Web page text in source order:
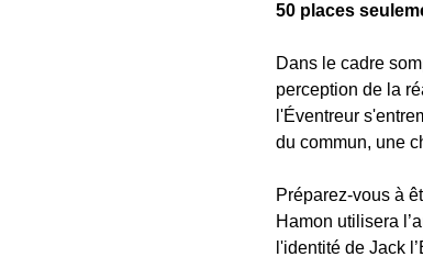
50 places
Dans le cadre
perception de la
l'Éventreur
du commun, une
Préparez-vous à
Hamon utilisera
l'identité de Jack